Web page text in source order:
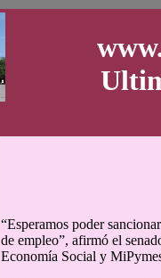
“Esperamos poder
de empleo”, afirmó el
Economía Social y